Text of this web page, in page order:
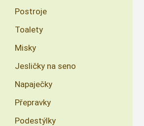
Postroje
Toalety
Misky
Jesličky na seno
Napaječky
Přepravky
Podestýlky